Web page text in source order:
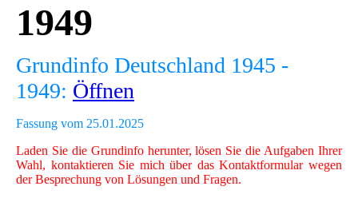
1949
Grundinfo Deutschland 1945 -
1949: Öffnen
Fassung vom 25.01.2025
Laden Sie die Grundinfo herunter, lösen Sie die Aufgaben Ihrer
Wahl, kontaktieren Sie mich über das Kontaktformular wegen
der Besprechung von Lösungen und Fragen.